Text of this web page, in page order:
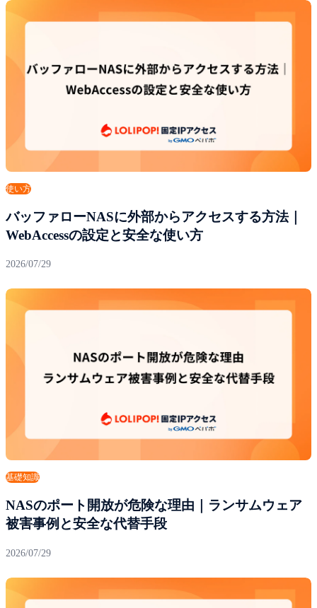
使い方
バッファローNASに外部からアクセスする方法｜
WebAccessの設定と安全な使い方
2026/07/29
基礎知識
NASのポート開放が危険な理由｜ランサムウェア
被害事例と安全な代替手段
2026/07/29